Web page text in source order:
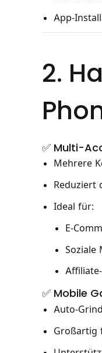
App-
2.
✅ Multi-
Mehrere
Reduziert
Ideal für:
E-
Soziale
✅ Mobile
Auto-
Großartig